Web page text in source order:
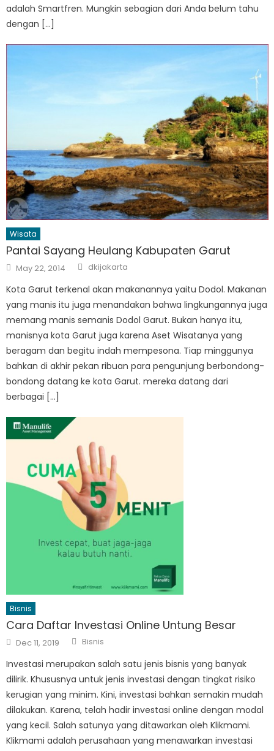
adalah Smartfren. Mungkin sebagian dari Anda belum tahu
dengan […]
Wisata
Pantai Sayang Heulang Kabupaten Garut
Posted
on
May 22, 2014 Author
dkijakarta
Kota Garut terkenal akan makanannya yaitu Dodol. Makanan
yang manis itu juga menandakan bahwa lingkungannya juga
memang manis semanis Dodol Garut. Bukan hanya itu,
manisnya kota Garut juga karena Aset Wisatanya yang
beragam dan begitu indah mempesona. Tiap minggunya
bahkan di akhir pekan ribuan para pengunjung berbondong-
bondong datang ke kota Garut. mereka datang dari
berbagai […]
Bisnis
Cara Daftar Investasi Online Untung Besar
Posted
on
Dec 11, 2019 Author
Bisnis
Investasi merupakan salah satu jenis bisnis yang banyak
dilirik. Khususnya untuk jenis investasi dengan tingkat risiko
kerugian yang minim. Kini, investasi bahkan semakin mudah
dilakukan. Karena, telah hadir investasi online dengan modal
yang kecil. Salah satunya yang ditawarkan oleh Klikmami.
Klikmami adalah perusahaan yang menawarkan investasi